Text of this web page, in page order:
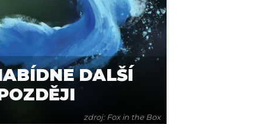
zdroj: Fox in the Box
DALŠÍ